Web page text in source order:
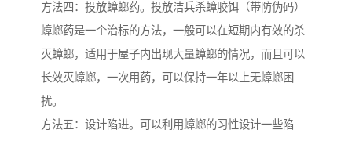
方法四：投放蟑螂药。投放洁兵杀蟑胶饵（带防伪码）
蟑螂药是一个治标的方法，一般可以在短期内有效的杀
灭蟑螂，适用于屋子内出现大量蟑螂的情况，而且可以
长效灭蟑螂，一次用药，可以保持一年以上无蟑螂困
扰。
方法五：设计陷进。可以利用蟑螂的习性设计一些陷